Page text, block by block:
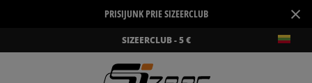
PRISIJUNK PRIE SIZEERCLUB ×
SIZEERCLUB - 5 €